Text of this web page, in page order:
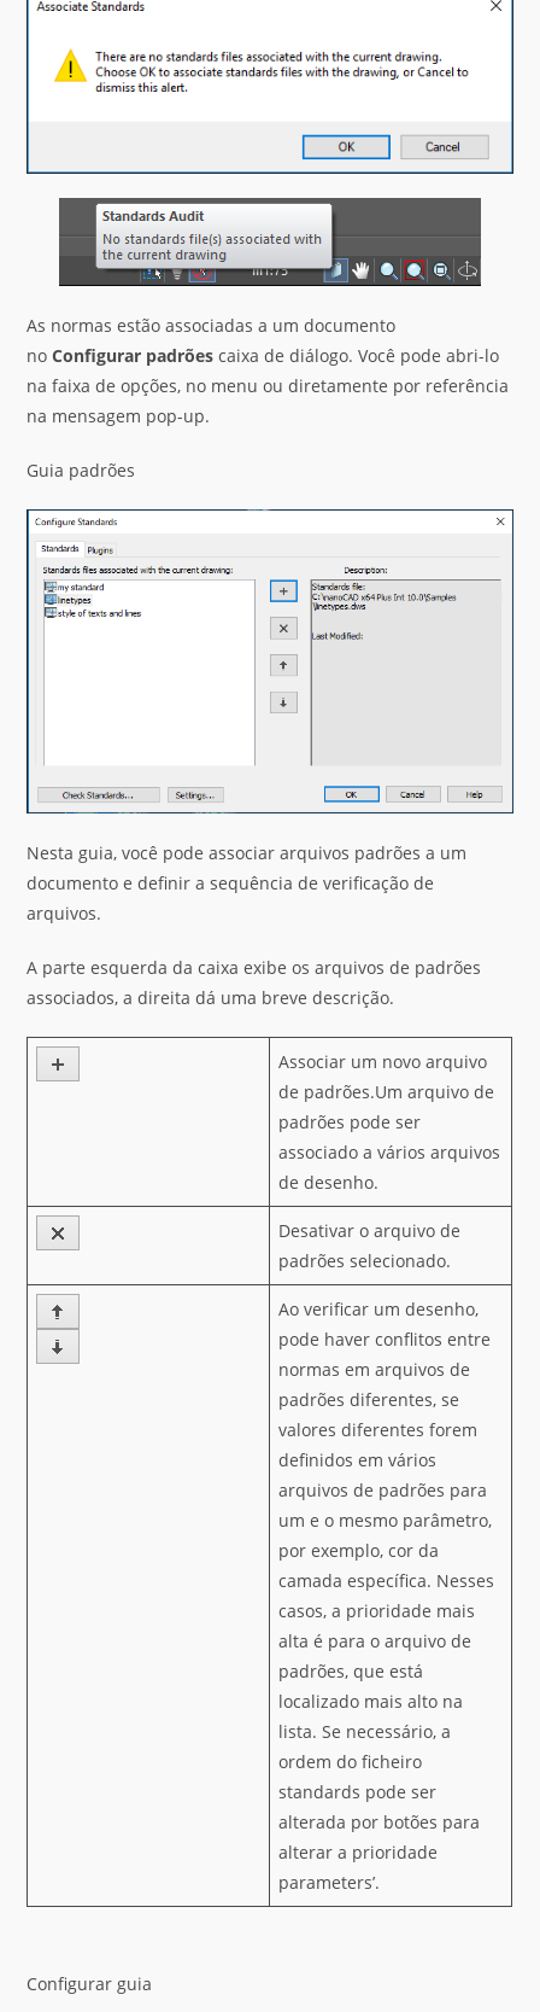
As normas estão associadas a um documento
noConfigurar padrões caixa de diálogo. Você pode abri-lo
na faixa de opções, no menu ou diretamente por referência
na mensagem pop-up.
Guia padrões
Nesta guia, você pode associar arquivos padrões a um
documento e definir a sequência de verificação de
arquivos.
A parte esquerda da caixa exibe os arquivos de padrões
associados, a direita dá uma breve descrição.
Associar um novo arquivo
de padrões.Um arquivo de
padrões pode ser
associado a vários arquivos
de desenho.
Desativar o arquivo de
padrões selecionado.
Ao verificar um desenho,
pode haver conflitos entre
normas em arquivos de
padrões diferentes, se
valores diferentes forem
definidos em vários
arquivos de padrões para
um e o mesmo parâmetro,
por exemplo, cor da
camada específica. Nesses
casos, a prioridade mais
alta é para o arquivo de
padrões, que está
localizado mais alto na
lista. Se necessário, a
ordem do ficheiro
standards pode ser
alterada por botões para
alterar a prioridade
parameters’.
Configurar guia